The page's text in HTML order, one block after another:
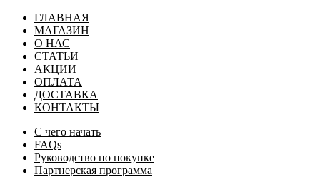
ГЛАВНАЯ
МАГАЗИН
О НАС
СТАТЬИ
АКЦИИ
ОПЛАТА
ДОСТАВКА
КОНТАКТЫ
С чего начать
FAQs
Руководство по покупке
Партнерская программа